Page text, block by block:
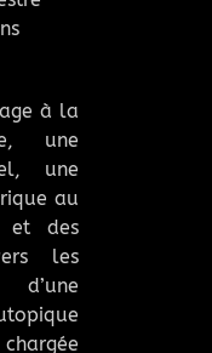
à la
une
une
au
et des
les
d’une